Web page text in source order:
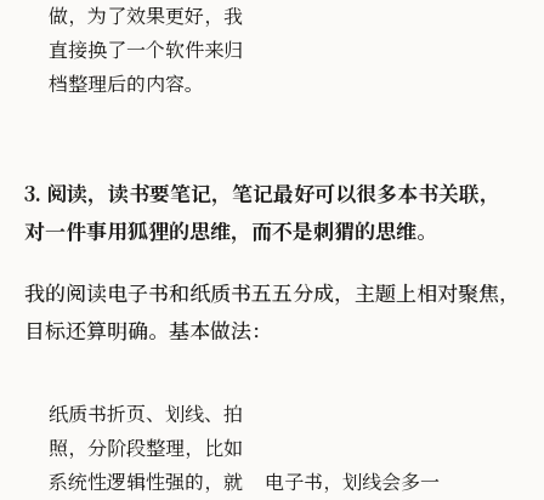
做，为了效果更好，我
直接换了一个软件来归
档整理后的内容。
3. 阅读，读书要笔记，笔记最好可以很多本书关联，
对一件事用狐狸的思维，而不是刺猬的思维。
我的阅读电子书和纸质书五五分成，主题上相对聚焦，
目标还算明确。基本做法：
纸质书折页、划线、拍
照，分阶段整理，比如
系统性逻辑性强的，就
电子书，划线会多一